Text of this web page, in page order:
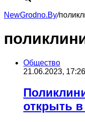
NewGrodno.By/
Общество
21.06.2023, 17:26
открыть